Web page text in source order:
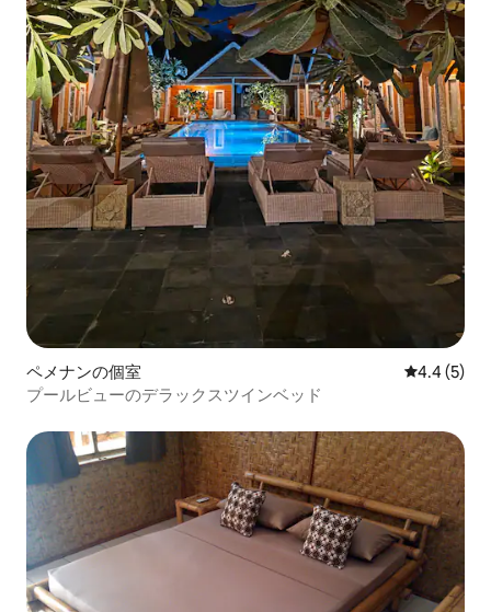
ペメナンの個室 レビュー5
4.4 (5)
プールビューのデラックスツインベッド